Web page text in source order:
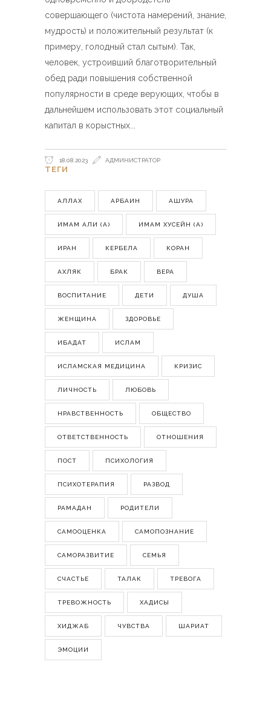
совершающего (чистота намерений, знание,
мудрость) и положительный результат (к
примеру, голодный стал сытым). Так,
человек, устроивший благотворительный
обед ради повышения собственной
популярности в среде верующих, чтобы в
дальнейшем использовать этот социальный
капитал в корыстных
18.08.2023 АДМИНИСТРАТОР
ТЕГИ
АЛЛАХ АРБАИН АШУРА
ИМАМ АЛИ (А) ИМАМ ХУСЕЙН (А)
ИРАН КЕРБЕЛА КОРАН
АХЛЯК БРАК ВЕРА
ВОСПИТАНИЕ ДЕТИ ДУША
ЖЕНЩИНА ЗДОРОВЬЕ
ИБАДАТ ИСЛАМ
ИСЛАМСКАЯ МЕДИЦИНА КРИЗИС
ЛИЧНОСТЬ ЛЮБОВЬ
НРАВСТВЕННОСТЬ ОБЩЕСТВО
ОТВЕТСТВЕННОСТЬ ОТНОШЕНИЯ
ПОСТ ПСИХОЛОГИЯ
ПСИХОТЕРАПИЯ РАЗВОД
РАМАДАН РОДИТЕЛИ
САМООЦЕНКА САМОПОЗНАНИЕ
САМОРАЗВИТИЕ СЕМЬЯ
СЧАСТЬЕ ТАЛАК ТРЕВОГА
ТРЕВОЖНОСТЬ ХАДИСЫ
ХИДЖАБ ЧУВСТВА ШАРИАТ
ЭМОЦИИ